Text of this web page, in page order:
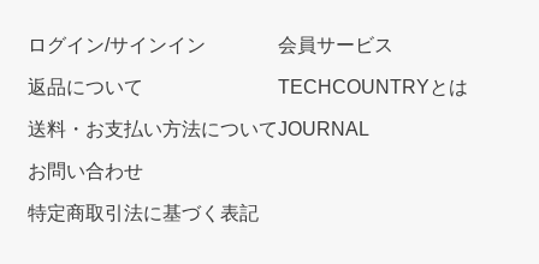
ログイン/サインイン
返品について
送料・お支払い方法について
お問い合わせ
特定商取引法に基づく表記
会員サービス
TECHCOUNTRYとは
JOURNAL